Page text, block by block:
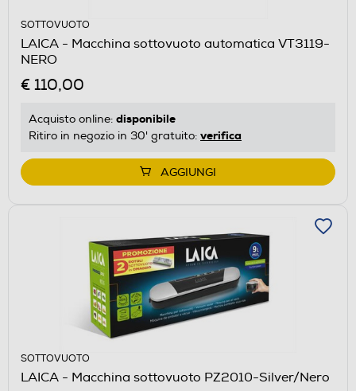
SOTTOVUOTO
LAICA - Macchina sottovuoto automatica VT3119-
NERO
€ 110,00
Acquisto online: disponibile
Ritiro in negozio in 30' gratuito: verifica
AGGIUNGI
SOTTOVUOTO
LAICA - Macchina sottovuoto PZ2010-Silver/Nero